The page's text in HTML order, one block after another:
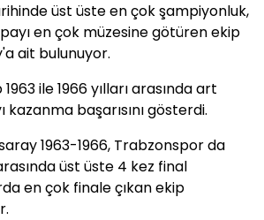
üst üste en çok şampiyonluk,
en çok müzesine götüren ekip
ait bulunuyor.
1963 ile 1966 yılları arasında art
kazanma başarısını gösterdi.
1963-1966, Trabzonspor da
üst üste 4 kez final
en çok finale çıkan ekip